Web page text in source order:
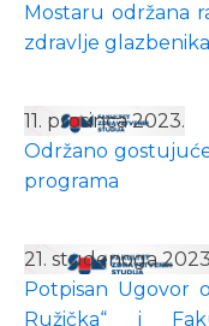
Mostaru održana
zdravlje
11. prosinca 2023.
Održano
programa
21. studenoga
Potpisan Ugovor
Ružička“ i